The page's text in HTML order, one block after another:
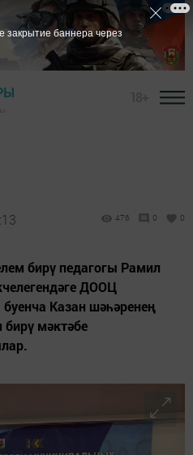
476 0 0
бирү педагогы Рамил
ДООЦ
Казан шәһәренең
мәктәбе
закрытие баннера через